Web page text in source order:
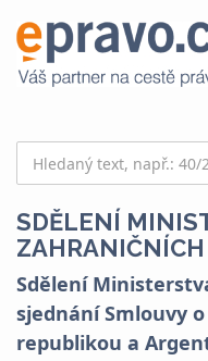
SDĚLENÍ
Sdělení
sjednání Smlouvy
republikou a